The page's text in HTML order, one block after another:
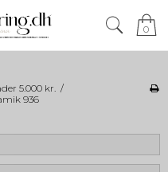
0
5.000 kr.
/
936